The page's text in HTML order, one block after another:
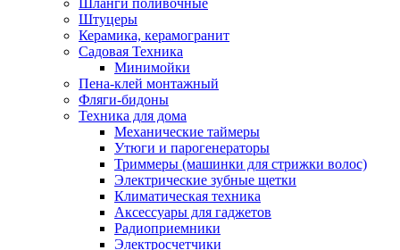
Шланги поливочные
Штуцеры
Керамика, керамогранит
Садовая Техника
Минимойки
Пена-клей монтажный
Фляги-бидоны
Техника для дома
Механические таймеры
Утюги и парогенераторы
Триммеры (машинки для стрижки волос)
Электрические зубные щетки
Климатическая техника
Аксессуары для гаджетов
Радиоприемники
Электросчетчики